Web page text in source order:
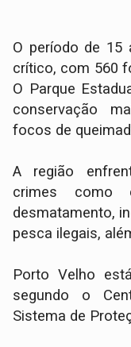
O período de 15
crítico, com 560
O Parque
conservação
focos de
A região
crimes como
desmatamento,
pesca ilegais,
Porto Velho
segundo o
Sistema de